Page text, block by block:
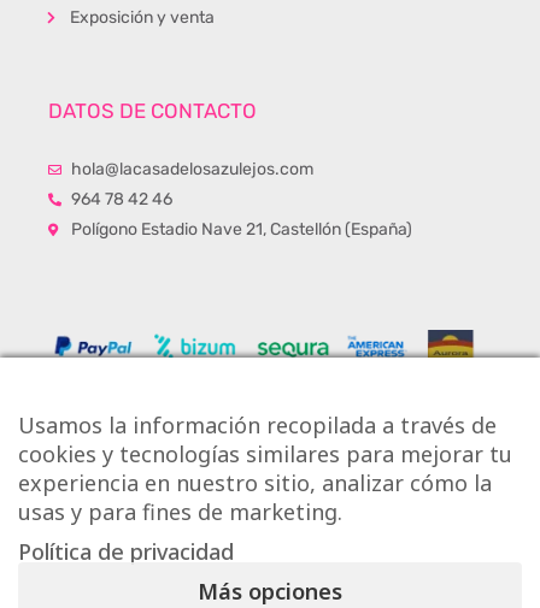
Exposición y venta
DATOS DE CONTACTO
hola@lacasadelosazulejos.com
964 78 42 46
Polígono Estadio Nave 21, Castellón (España)
Copyright © Onlytiles S.L.
Usamos la información recopilada a través de
cookies y tecnologías similares para mejorar tu
experiencia en nuestro sitio, analizar cómo la
usas y para fines de marketing.
Política de privacidad
Más opciones